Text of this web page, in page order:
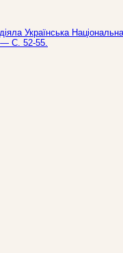
Українська
С. 52-55.